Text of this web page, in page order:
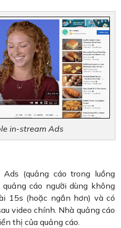
in-stream Ads
(quảng cáo trong luồng
cáo người dùng không
15s (hoặc ngắn hơn) và có
video chính. Nhà quảng cáo
thị của quảng cáo.